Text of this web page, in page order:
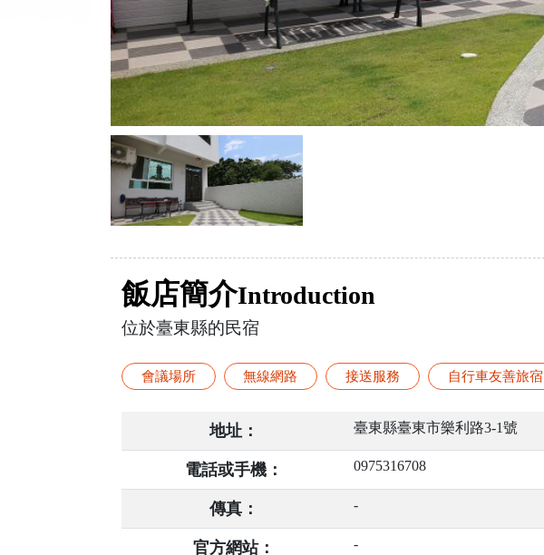
飯店簡介Introduction
位於臺東縣的民宿
會議場所 無線網路 接送服務 自行車友善旅宿
地址： 臺東縣臺東市樂利路3-1號
電話或手機： 0975316708
傳真： -
官方網站： -